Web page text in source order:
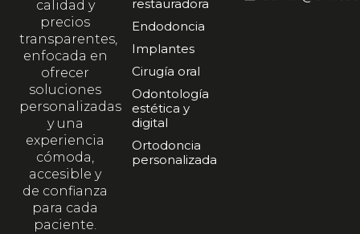
calidad y
precios
transparentes,
enfocada en
ofrecer
soluciones
personalizadas
y una
experiencia
cómoda,
accesible y
de confianza
para cada
paciente.
restauradora
Endodoncia
Implantes
Cirugía oral
Odontología
estética y
digital
Ortodoncia
personalizada